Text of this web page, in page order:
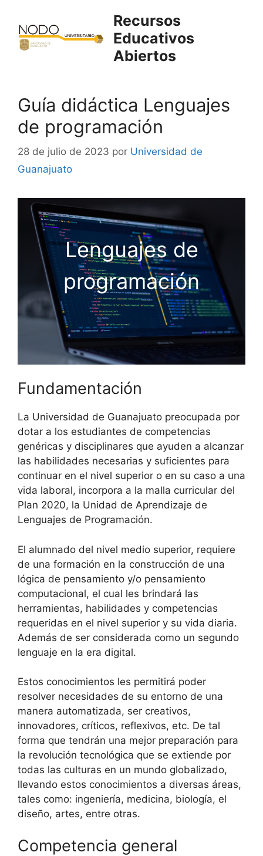
contenido
Recursos
Educativos
Abiertos
Guía didáctica Lenguajes
de programación
28 de julio de 2023 por Universidad de
Guanajuato
Lenguajes de
programación
Fundamentación
La Universidad de Guanajuato preocupada por
dotar a los estudiantes de competencias
genéricas y disciplinares que ayuden a alcanzar
las habilidades necesarias y suficientes para
continuar en el nivel superior o en su caso a una
vida laboral, incorpora a la malla curricular del
Plan 2020, la Unidad de Aprendizaje de
Lenguajes de Programación.
El alumnado del nivel medio superior, requiere
de una formación en la construcción de una
lógica de pensamiento y/o pensamiento
computacional, el cual les brindará las
herramientas, habilidades y competencias
requeridas en el nivel superior y su vida diaria.
Además de ser considerada como un segundo
lenguaje en la era digital.
Estos conocimientos les permitirá poder
resolver necesidades de su entorno de una
manera automatizada, ser creativos,
innovadores, críticos, reflexivos, etc. De tal
forma que tendrán una mejor preparación para
la revolución tecnológica que se extiende por
todas las culturas en un mundo globalizado,
llevando estos conocimientos a diversas áreas,
tales como: ingeniería, medicina, biología, el
diseño, artes, entre otras.
Competencia general